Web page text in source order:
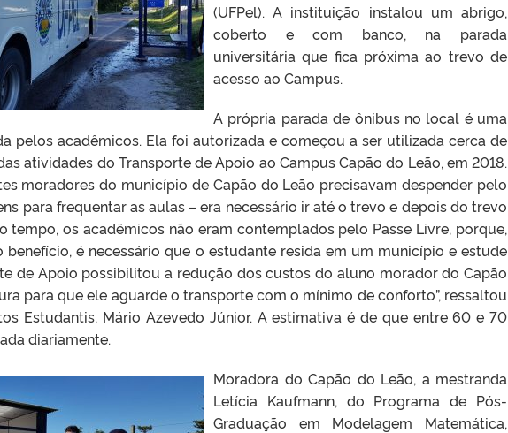
(UFPel). A instituição instalou um abrigo,
coberto e com banco, na parada
universitária que fica próxima ao trevo de
acesso ao Campus.
A própria parada de ônibus no local é uma
pelos acadêmicos. Ela foi autorizada e começou a ser utilizada cerca de
atividades do Transporte de Apoio ao Campus Capão do Leão, em 2018.
moradores do município de Capão do Leão precisavam despender pelo
para frequentar as aulas – era necessário ir até o trevo e depois do trevo
tempo, os acadêmicos não eram contemplados pelo Passe Livre, porque,
benefício, é necessário que o estudante resida em um município e estude
de Apoio possibilitou a redução dos custos do aluno morador do Capão
para que ele aguarde o transporte com o mínimo de conforto”, ressaltou
Estudantis, Mário Azevedo Júnior. A estimativa é de que entre 60 e 70
diariamente.
Moradora do Capão do Leão, a mestranda
Letícia Kaufmann, do Programa de Pós-
Graduação em Modelagem Matemática,